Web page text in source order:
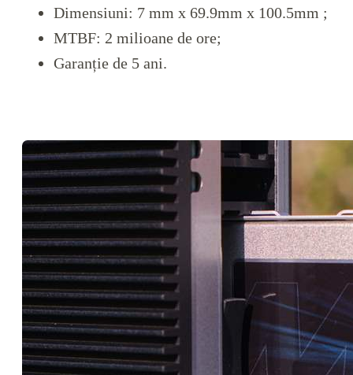
Dimensiuni: 7 mm x 69.9mm x 100.5mm ;
MTBF: 2 milioane de ore;
Garanție de 5 ani.